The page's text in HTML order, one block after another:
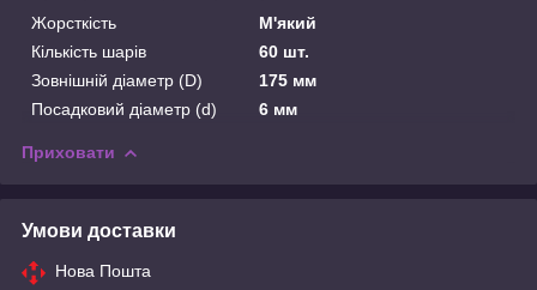
Жорсткість
М'який
Кількість шарів
60 шт.
Зовнішній діаметр (D)
175 мм
Посадковий діаметр (d)
6 мм
Приховати
Умови доставки
Нова Пошта